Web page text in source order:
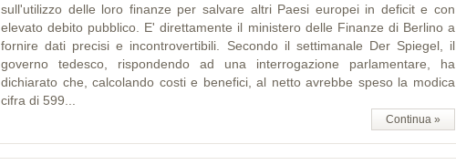
sull'utilizzo delle loro finanze per salvare altri Paesi europei in deficit e con
elevato debito pubblico. E' direttamente il ministero delle Finanze di Berlino a
fornire dati precisi e incontrovertibili. Secondo il settimanale Der Spiegel, il
governo tedesco, rispondendo ad una interrogazione parlamentare, ha
dichiarato che, calcolando costi e benefici, al netto avrebbe speso la modica
cifra di 599...
Continua »